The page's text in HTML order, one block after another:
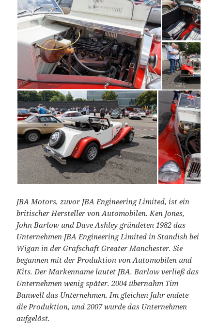
JBA Motors, zuvor JBA Engineering Limited, ist ein
britischer Hersteller von Automobilen. Ken Jones,
John Barlow und Dave Ashley gründeten 1982 das
Unternehmen JBA Engineering Limited in Standish bei
Wigan in der Grafschaft Greater Manchester. Sie
begannen mit der Produktion von Automobilen und
Kits. Der Markenname lautet JBA. Barlow verließ das
Unternehmen wenig später. 2004 übernahm Tim
Banwell das Unternehmen. Im gleichen Jahr endete
die Produktion, und 2007 wurde das Unternehmen
aufgelöst.